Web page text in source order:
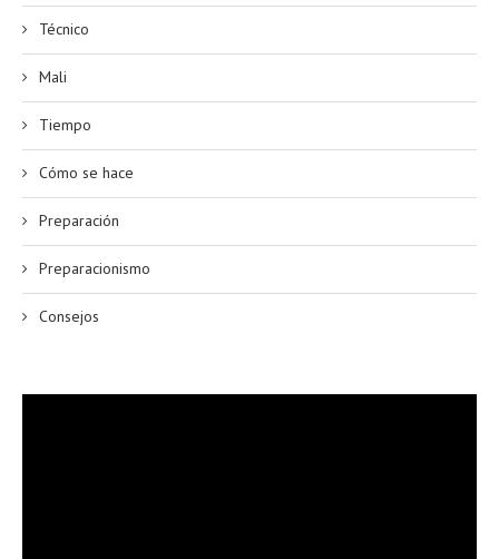
Técnico
Mali
Tiempo
Cómo se hace
Preparación
Preparacionismo
Consejos